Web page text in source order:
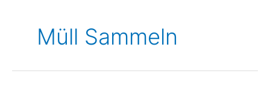
Müll Sammeln